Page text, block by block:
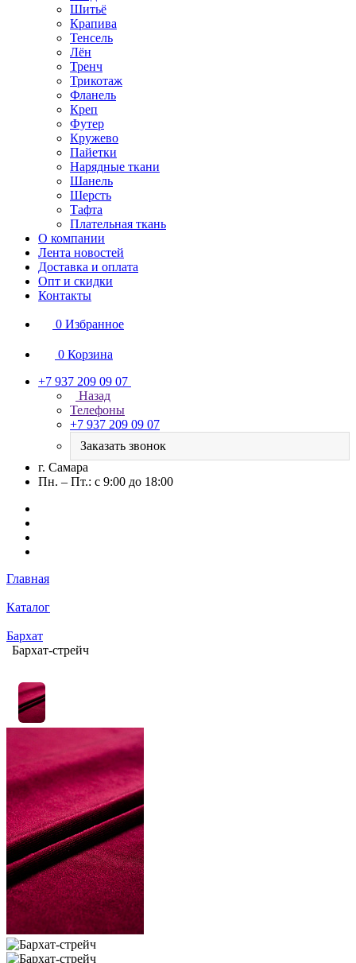
Шитьё
Крапива
Тенсель
Лён
Тренч
Трикотаж
Фланель
Креп
Футер
Кружево
Пайетки
Нарядные ткани
Шанель
Шерсть
Тафта
Плательная ткань
О компании
Лента новостей
Доставка и оплата
Опт и скидки
Контакты
0 Избранное
0 Корзина
+7 937 209 09 07
Назад
Телефоны
+7 937 209 09 07
Заказать звонок
г. Самара
Пн. – Пт.: с 9:00 до 18:00
Главная
Каталог
Бархат
Бархат-стрейч